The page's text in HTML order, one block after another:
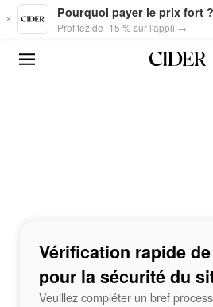
Skip to main content
Pourquoi payer le prix fort ?
Profitez de -15 % sur l'appli →
Vérification rapide
pour la sécurité du
Veuillez compléter un bref